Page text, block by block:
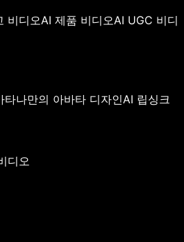
비디오AI 제품 비디오AI UGC 비디
타나만의 아바타 디자인AI 립싱크
디오